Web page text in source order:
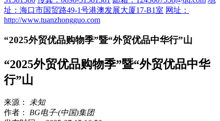
址：海口市国贸路49-1号港澳发展大厦17-B1室 网址：
http://www.tuanzhongguo.com
“2025外贸优品购物季”暨“外贸优品中华行”山
“2025外贸优品购物季”暨“外贸优品中华
行”山
来源：
未知
作者： BG电子·(中国)集团